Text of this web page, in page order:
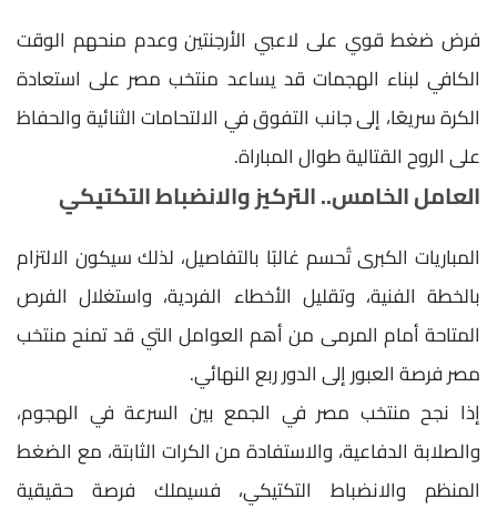
فرض ضغط قوي على لاعبي الأرجنتين وعدم منحهم الوقت
الكافي لبناء الهجمات قد يساعد منتخب مصر على استعادة
الكرة سريعًا، إلى جانب التفوق في الالتحامات الثنائية والحفاظ
على الروح القتالية طوال المباراة.
العامل الخامس.. التركيز والانضباط التكتيكي
المباريات الكبرى تُحسم غالبًا بالتفاصيل، لذلك سيكون الالتزام
بالخطة الفنية، وتقليل الأخطاء الفردية، واستغلال الفرص
المتاحة أمام المرمى من أهم العوامل التي قد تمنح منتخب
مصر فرصة العبور إلى الدور ربع النهائي.
إذا نجح منتخب مصر في الجمع بين السرعة في الهجوم،
والصلابة الدفاعية، والاستفادة من الكرات الثابتة، مع الضغط
المنظم والانضباط التكتيكي، فسيملك فرصة حقيقية